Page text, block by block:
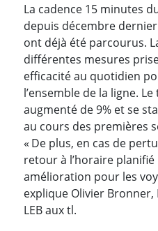
La cadence 15 minutes
depuis décembre
ont déjà été parcourus.
différentes mesures
efficacité au quotidien
l’ensemble de la ligne.
augmenté de 9% et se
au cours des premières
« De plus, en cas de
retour à l’horaire
amélioration pour les
explique Olivier Bronner,
LEB aux tl.